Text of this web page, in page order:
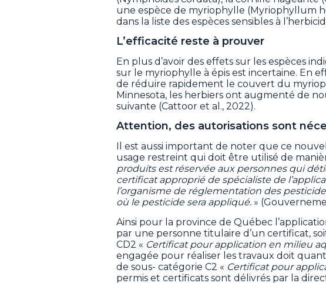
une espèce de myriophylle (Myriophyllum
dans la liste des espèces sensibles à
L’efficacité reste à prouver
En plus d’avoir des effets sur les espèces
sur le myriophylle à épis est incertaine. En
de réduire rapidement le couvert du
Minnesota, les herbiers ont augmenté de
suivante (Cattoor et al., 2022).
Attention, des autorisations sont
Il est aussi important de noter que ce
usage restreint qui doit être utilisé de
produits est réservée aux personnes qui
certificat approprié de spécialiste de
l’organisme de réglementation des
où le pesticide sera appliqué. »
Ainsi pour la province de Québec
par une personne titulaire d’un certificat,
CD2 « Certificat pour application en milieu
engagée pour réaliser les travaux doit
de sous- catégorie C2 « Certificat pour
permis et certificats sont délivrés par la